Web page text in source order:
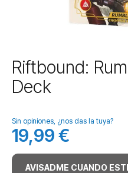
Saltar
al
comienzo
galería
de
imágenes
Riftbound:
Deck
Sin opiniones, ¿nos das la tuya?
19,99 €
AVISADME CUANDO